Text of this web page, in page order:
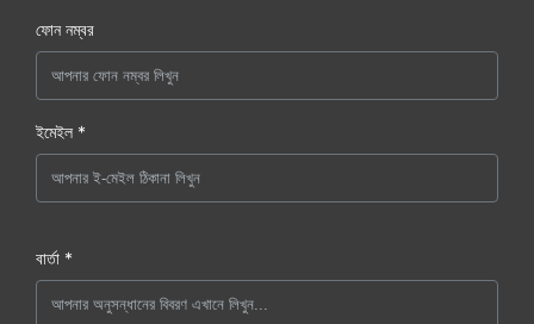
ফোন নম্বর
ইমেইল *
বার্তা *